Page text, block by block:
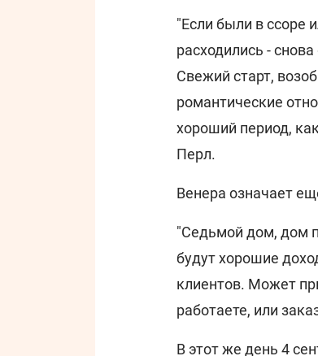
"Если были в ссоре
расходились -
Свежий старт,
романтические
хороший период,
Перл.
Венера означает
"Седьмой дом, дом
будут хорошие
клиентов. Может
работаете, или
В этот же день 4